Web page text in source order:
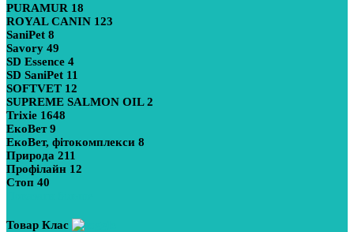
PURAMUR 18
ROYAL CANIN 123
SaniPet 8
Savory 49
SD Essence 4
SD SaniPet 11
SOFTVET 12
SUPREME SALMON OIL2
Trixie 1648
ЕкоВет9
ЕкоВет, фітокомплекси 8
Природа 211
Профілайн 12
Стоп 40
Товар Клас